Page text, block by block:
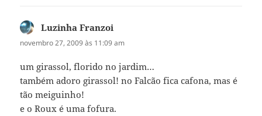
Luzinha Franzoi
novembro 27, 2009 às 11:09 am
um girassol, florido no jardim…
também adoro girassol! no Falcão fica cafona, mas é
tão meiguinho!
e o Roux é uma fofura.